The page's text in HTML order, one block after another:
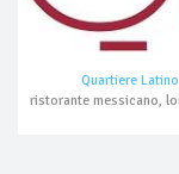
Quartiere Latino